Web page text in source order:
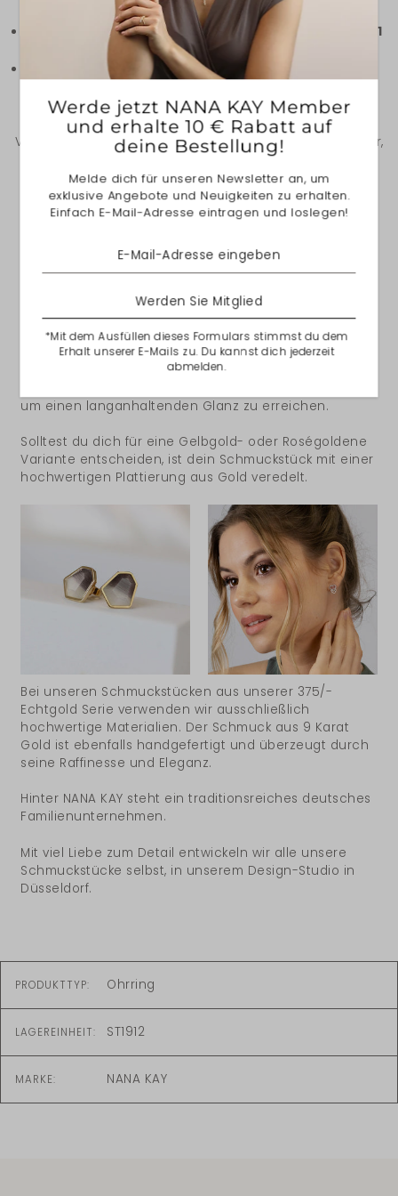
Regel noch am selben Werktag bearbeitet.
Innerhalb Deutschlands
ist mit einer
Lieferzeit von 1
bis 3 Werktagen zu rechnen.
Für Lieferungen innerhalb Europas
beträgt die
Bitte beachten Sie, dass unvorhergesehene
Verzögerungen, wie z. B. durch den Versanddienstleister,
Weitere Informationen zum Produkt | Größentabelle FAQ
Über NANA KAY
Alle Artikel aus 925/- Sterlingsilber sind mit einer
um einen langanhaltenden Glanz zu erreichen.
Solltest du dich für eine Gelbgold- oder Roségoldene
Variante entscheiden, ist dein Schmuckstück mit einer
hochwertigen Plattierung aus Gold veredelt.
Bei unseren Schmuckstücken aus unserer 375/-
Echtgold Serie verwenden wir ausschließlich
hochwertige Materialien. Der Schmuck aus 9 Karat
Gold ist ebenfalls handgefertigt und überzeugt durch
seine Raffinesse und Eleganz.
Hinter NANA KAY steht ein traditionsreiches deutsches
Familienunternehmen.
Mit viel Liebe zum Detail entwickeln wir alle unsere
Schmuckstücke selbst, in unserem Design-Studio in
Düsseldorf.
PRODUKTTYP: Ohrring
LAGEREINHEIT: ST1912
MARKE: NANA KAY
Werde jetzt NANA KAY Member
und erhalte 10 € Rabatt auf
deine Bestellung!
Melde dich für unseren Newsletter an, um
exklusive Angebote und Neuigkeiten zu erhalten.
Einfach E-Mail-Adresse eintragen und loslegen!
Werden Sie Mitglied
*Mit dem Ausfüllen dieses Formulars stimmst du dem
Erhalt unserer E-Mails zu. Du kannst dich jederzeit
abmelden.